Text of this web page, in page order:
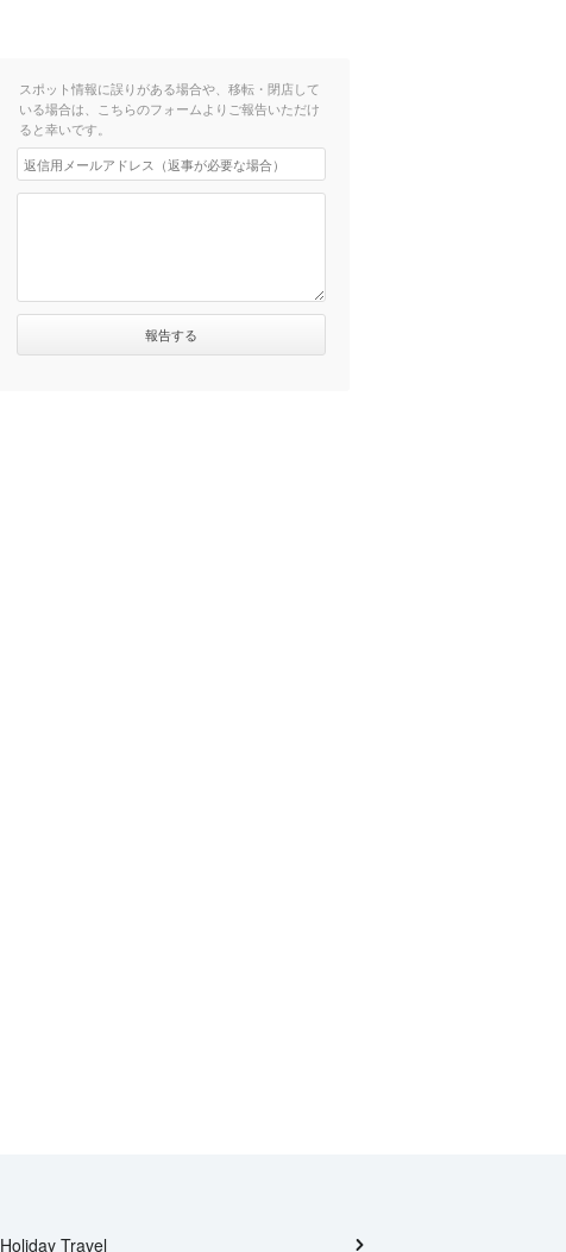
スポット情報に誤りがある場合や、移転・閉店して
いる場合は、こちらのフォームよりご報告いただけ
ると幸いです。
Holiday Travel